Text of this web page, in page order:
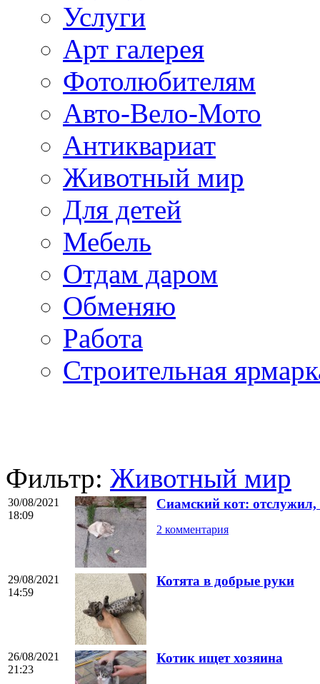
Услуги
Арт галерея
Фотолюбителям
Авто-Вело-Мото
Антиквариат
Животный мир
Для детей
Мебель
Отдам даром
Обменяю
Работа
Строительная
Фильтр: Животный мир
30/08/2021
18:09
Сиамский кот:
2 комментария
29/08/2021
14:59
Котята в добрые руки
26/08/2021
21:23
Котик ищет хозяина